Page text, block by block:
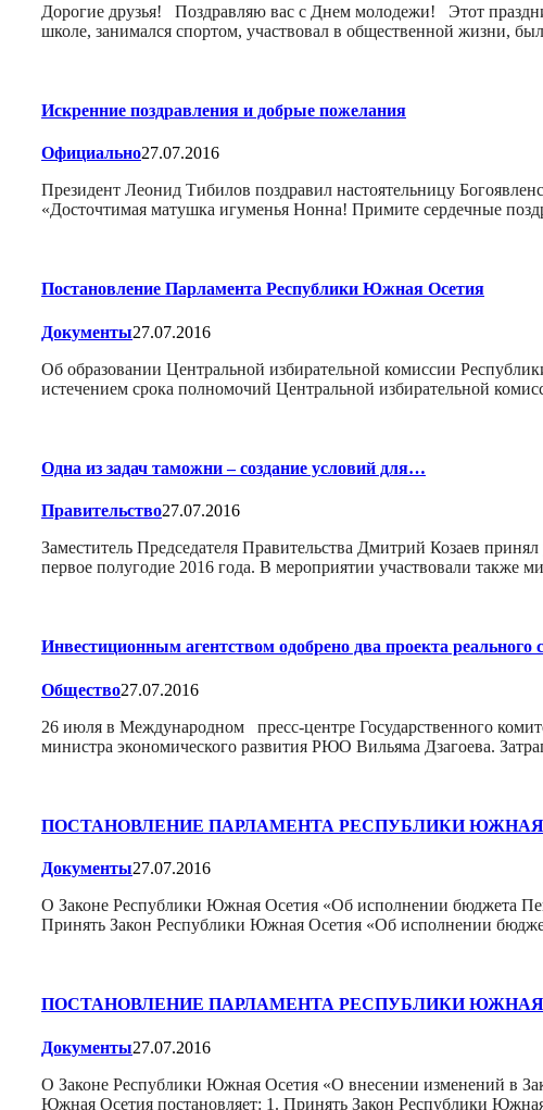
Дорогие друзья! Поздравляю вас с Днем молодежи! Этот
школе, занимался спортом, участвовал в общественной жизни,
Искренние поздравления и добрые пожелания
Официально27.07.2016
Президент Леонид Тибилов поздравил настоятельницу
«Досточтимая матушка игуменья Нонна! Примите сердечные
Постановление Парламента Республики Южная Осетия
Документы27.07.2016
Об образовании Центральной избирательной комиссии
истечением срока полномочий Центральной избирательной
Одна из задач таможни – создание условий для…
Правительство27.07.2016
Заместитель Председателя Правительства Дмитрий Козаев
первое полугодие 2016 года. В мероприятии участвовали также
Инвестиционным агентством одобрено два проекта реального
Общество27.07.2016
26 июля в Международном пресс-центре Государственного
министра экономического развития РЮО Вильяма Дзагоева.
ПОСТАНОВЛЕНИЕ ПАРЛАМЕНТА РЕСПУБЛИКИ
Документы27.07.2016
О Законе Республики Южная Осетия «Об исполнении бюджета
Принять Закон Республики Южная Осетия «Об исполнении
ПОСТАНОВЛЕНИЕ ПАРЛАМЕНТА РЕСПУБЛИКИ
Документы27.07.2016
О Законе Республики Южная Осетия «О внесении изменений в
Южная Осетия постановляет: 1. Принять Закон Республики